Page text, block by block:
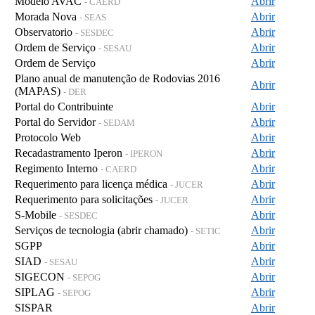
Morada Nova - SEAS
Abrir
Observatorio - SESDEC
Abrir
Ordem de Serviço - SESAU
Abrir
Ordem de Serviço
Abrir
Plano anual de manutenção de Rodovias 2016
(MAPAS) - DER
Abrir
Portal do Contribuinte
Abrir
Portal do Servidor - SEDAM
Abrir
Protocolo Web
Abrir
Recadastramento Iperon - IPERON
Abrir
Regimento Interno - CAERD
Abrir
Requerimento para licença médica - JUCER
Abrir
Requerimento para solicitações - JUCER
Abrir
S-Mobile - SESDEC
Abrir
Serviços de tecnologia (abrir chamado) - SETIC
Abrir
SGPP
Abrir
SIAD - SESAU
Abrir
SIGECON - SEPOG
Abrir
SIPLAG - SEPOG
Abrir
SISPAR
Abrir